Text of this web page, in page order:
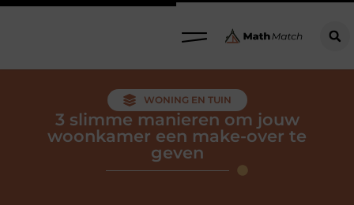
WONING EN TUIN
3 slimme manieren om jouw
woonkamer een make-over te
geven